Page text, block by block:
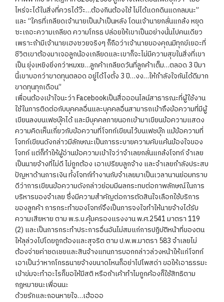
ไหร่จะได้ในสิ่งที่ควรได้ว๊ะ…ต้องกินต้องใช้ ไม่ได้แดกดินแดกลมนะ”
และ “ใครที่เกลียดเจ้านายเป็นบ้าเป็นหลัง โดนเจ้านายกลั่นแกล้ง หยุด
ซะเถอะความเกลียด ความโกรธ ปล่อยให้เขาเป็นอย่างนั้นไปคนเดียว
เพราะถ้ามีเจ้านายเฮงซวยจริงๆ ก็ถือว่าเจ้านายของคุณมีทุกข์เยอะที่
ชีวิตเขาต้องมาเจอลูกน้องเกลียดและเขาก็จะไม่มีความสุขในสิ่งที่เขา
เป็น ยุ่งเหยิงยิ่งกว่าหมxย…ลูกค้าเกลียดวันที่ลูกค้าเต็ม…ตลอด 3 ปีมา
นี้เขาบอกว่าขาดทุนตลอด อยู่ได้ไงตั้ง 3 ปี…งง…ให้กำลังใจกันได้ดีมาก
ขาดทุนทุกเดือน”
เพื่อนต้องเข้าใจนะว่า Facebookเป็นสื่อออนไลน์สาธารณะที่ผู้ใช้งาน
ใช้ในการติดต่อกับบุคคลอื่นและบุคคลอื่นสามารถเข้าถึงข้อความที่มีผู้
เขียนลงบนเฟชบุ๊คได้ และมีบุคคลภายนอกเข้ามาเขียนข้อความแสดง
ความคิดเห็นเกี่ยวกับข้อความที่โจทก์เขียนไว้บนเฟชบุ๊ก แม้ข้อความที่
โจทก์เขียนดังกล่าวมีลักษณะเป็นการระบายความคับแค้นข้องใจของ
โจทก์ แต่ก็ทำให้ผู้อ่านข้อความเข้าใจว่าจำเลยกลั่นแกล้งโจทก์ จำเลย
เป็นนายจ้างที่ไม่ดี ไม่ถูกต้อง เอาเปรียบลูกจ้าง และจำเลยกำลังประสบ
ปัญหาด้านการเงิน ทั้งโจทก์ทำงานกับจำเลยมาเป็นเวลานานย่อมทราบ
ดีว่าการเขียนข้อความดังกล่าวย่อมมีผลกระทบต่อภาพลักษณ์ในการ
บริหารของจำเลย ซึ่งมีความสำคัญต่อการตัดสินใจเลือกใช้บริการ
ของลูกค้า การกระทำของโจทก์จึงเป็นการจงใจทำให้นายจ้างได้รับ
ความเสียหาย ตาม พ.ร.บ.คุ้มครองแรงงาน พ.ศ.2541 มาตรา 119
(2) และเป็นการกระทำประการอื่นอันไม่สมแก่การปฏิบัติหน้าที่ของตน
ให้ลุล่วงไปโดยถูกต้องและสุจริต ตาม ป.พ.พ.มาตรา 583 จำเลยไม่
ต้องจ่ายค่าชดเชยและสินจ้างแทนการบอกกล่าวล่วงหน้าให้แก่โจทก์
เอาเป็นว่าหากโกรธนายจ้างขนาดไหนก็อย่าไปโพสด่า ขอให้เอาธรรมะ
เข้าข่มจะทำอะไรก็ขอให้มีสติ หรือถ้าเค้าทำไมถูกค้องก็ใช้สิทธิตาม
กฎหมายนะเพื่อนนะ
ด้วยรักและถอนหายใจ…เฮ้อออ